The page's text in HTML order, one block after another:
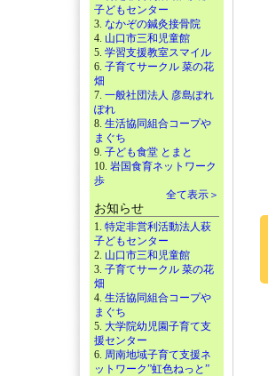
子どもセンター
3. なかぞの鍼灸接骨院
4. 山口市三和児童館
5. 学習支援教室スマイル
6. 子育てサークル 菜の花
畑
7. 一般社団法人 彦島ぽれ
ぽれ
8. 生活協同組合コープや
まぐち
9. 子ども食堂 とまと
10. 岩国食育ネットワーク
歩
全て表示＞
お知らせ
1. 特定非営利活動法人萩
子どもセンター
2. 山口市三和児童館
3. 子育てサークル 菜の花
畑
4. 生活協同組合コープや
まぐち
5. 大学院幼児園子育て支
援センター
6. 周南地域子育て支援ネ
ットワーク”虹色ねっと”